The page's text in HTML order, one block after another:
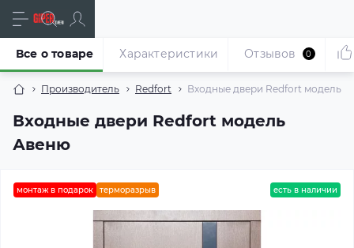
Производитель Redfort Входные двери Redfort модель
Входные двери Redfort модель
Авеню
Все о товаре Характеристики Отзывов 0
монтаж в подарок терморазрыв есть в наличии